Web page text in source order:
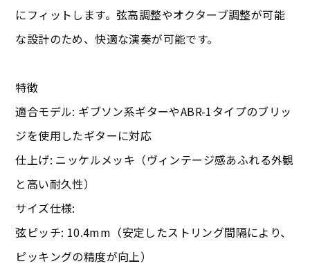
にフィットします。弦高調整やオクターブ調整が可能
な設計のため、快適な演奏が可能です。
特徴
適合モデル: ギブソン系ギターやABR-1タイプのブリッ
ジを使用したギターに対応
仕上げ: ニッケルメッキ（ヴィンテージ感あふれる外観
と高い耐久性）
サイズ仕様:
弦ピッチ: 10.4mm（安定したストリング間隔により、
ピッキングの精度が向上）